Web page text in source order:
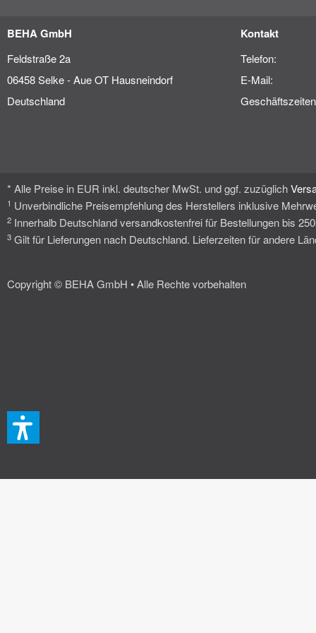
BEHA GmbH
Feldstraße 2a
06458 Selke - Aue OT Hausneindorf
Deutschland
Kontakt
Telefon:
E-Mail:
* Alle Preise in EUR inkl. deutscher MwSt. und ggf. zuzüglich
1 Unverbindliche Preisempfehlung des Herstellers inklusive
2 Innerhalb Deutschland versandkostenfrei für Bestellungen bis
3 Gilt für Lieferungen nach Deutschland. Lieferzeiten für andere
Copyright © BEHA GmbH • Alle Rechte vorbehalten